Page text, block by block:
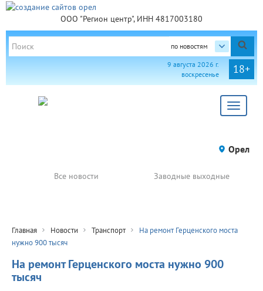
ООО "Регион центр", ИНН 4817003180
по новостям
18+
9 августа 2026 г.
воскресенье
Toggle
Орел
Все новости Заводные выходные
Главная Новости Транспорт
На ремонт Герценского моста
нужно 900 тысяч
На ремонт Герценского моста нужно 900
тысяч